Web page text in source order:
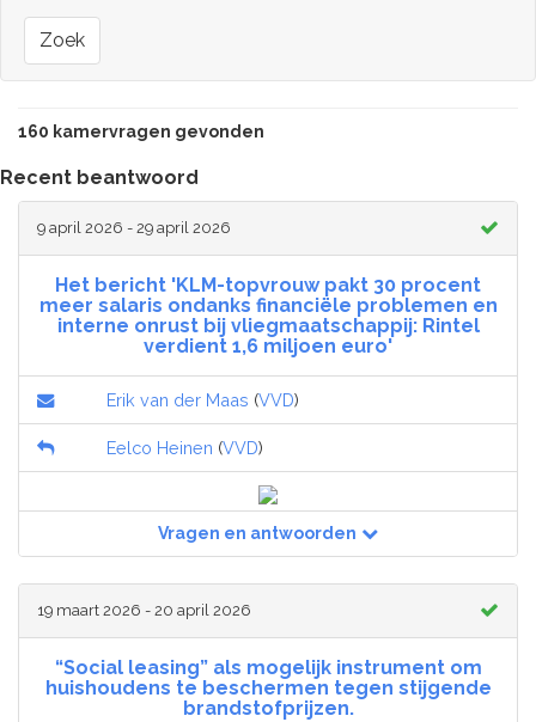
Zoek
160 kamervragen gevonden
Recent beantwoord
9 april 2026 - 29 april 2026
Het bericht 'KLM-topvrouw pakt 30 procent
meer salaris ondanks financiële problemen en
interne onrust bij vliegmaatschappij: Rintel
verdient 1,6 miljoen euro'
Erik van der Maas (VVD)
Eelco Heinen (VVD)
Vragen en antwoorden
19 maart 2026 - 20 april 2026
“Social leasing” als mogelijk instrument om
huishoudens te beschermen tegen stijgende
brandstofprijzen.